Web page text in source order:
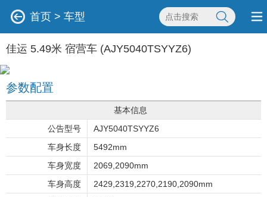
首页 > 车型
佳运 5.49米 宿营车 (AJY5040TSYYZ6)
参数配置
基本信息
公告型号
AJY5040TSYYZ6
车身长度
5492mm
车身宽度
2069,2090mm
车身高度
2429,2319,2270,2190,2090mm